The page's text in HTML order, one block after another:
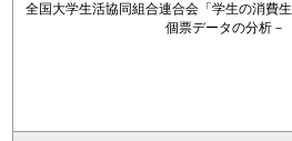
全国大学生活協同組合連合会「学生の消費
個票データの分析－